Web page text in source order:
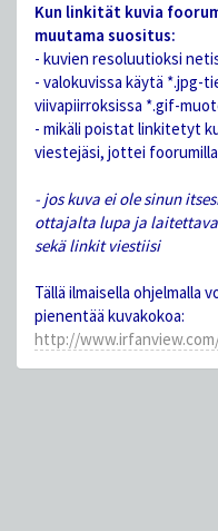
Kun linkität kuvia
muutama suositus:
- kuvien resoluutioksi
- valokuvissa käytä *.jpg-
viivapiirroksissa *.gif-
- mikäli poistat linkitetyt
viestejäsi, jottei
- jos kuva ei ole sinun
ottajalta lupa ja
sekä linkit viestiisi
Tällä ilmaisella ohjelmalla
pienentää kuvakokoa:
http://